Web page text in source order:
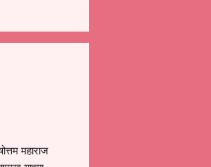
महाराज